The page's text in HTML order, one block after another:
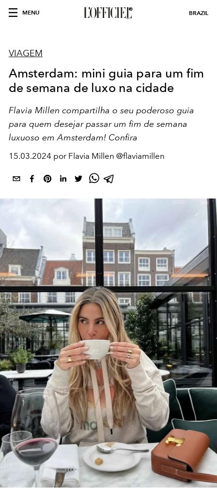
MENU BRAZIL
VIAGEM
Amsterdam: mini guia para um fim
de semana de luxo na cidade
Flavia Millen compartilha o seu poderoso guia
para quem desejar passar um fim de semana
luxuoso em Amsterdam! Confira
15.03.2024 por Flavia Millen @flaviamillen